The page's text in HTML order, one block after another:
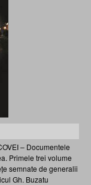
– Documentele
Primele trei volume
semnate de generalii
Gh. Buzatu